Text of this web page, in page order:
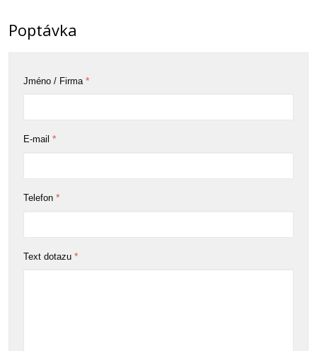
Poptávka
Jméno / Firma *
E-mail *
Telefon *
Text dotazu *